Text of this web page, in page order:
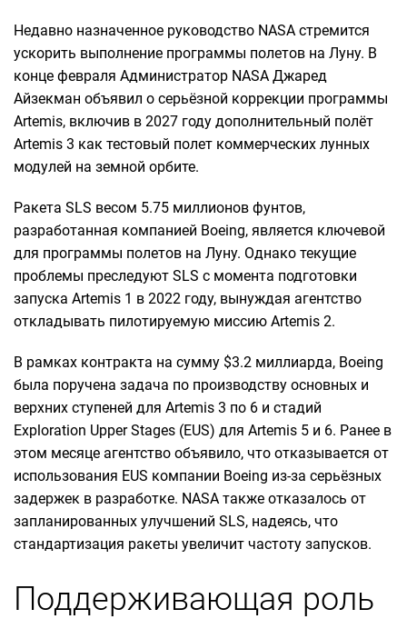
Недавно назначенное руководство NASA стремится
ускорить выполнение программы полетов на Луну. В
конце февраля Администратор NASA Джаред
Айзекман объявил о серьёзной коррекции программы
Artemis, включив в 2027 году дополнительный полёт
Artemis 3 как тестовый полет коммерческих лунных
модулей на земной орбите.
Ракета SLS весом 5.75 миллионов фунтов,
разработанная компанией Boeing, является ключевой
для программы полетов на Луну. Однако текущие
проблемы преследуют SLS с момента подготовки
запуска Artemis 1 в 2022 году, вынуждая агентство
откладывать пилотируемую миссию Artemis 2.
В рамках контракта на сумму $3.2 миллиарда, Boeing
была поручена задача по производству основных и
верхних ступеней для Artemis 3 по 6 и стадий
Exploration Upper Stages (EUS) для Artemis 5 и 6. Ранее в
этом месяце агентство объявило, что отказывается от
использования EUS компании Boeing из-за серьёзных
задержек в разработке. NASA также отказалось от
запланированных улучшений SLS, надеясь, что
стандартизация ракеты увеличит частоту запусков.
Поддерживающая роль